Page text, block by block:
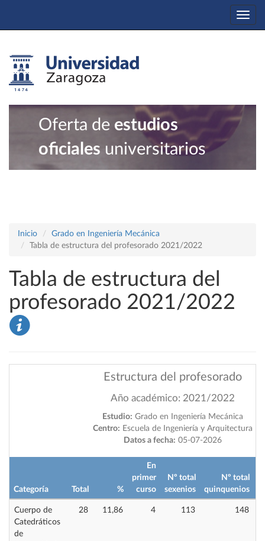
Oferta de estudios
oficiales universitarios
Inicio
Grado en Ingeniería Mecánica
Tabla de estructura del profesorado 2021/2022
Tabla de estructura del
profesorado 2021/2022
Estructura del profesorado
Año académico: 2021/2022
Estudio: Grado en Ingeniería Mecánica
Centro: Escuela de Ingeniería y Arquitectura
Datos a fecha: 05-07-2026
Categoría Total %
En
primer
curso
Nº total
sexenios
Nº total
quinquenios
Cuerpo de
Catedráticos
de
28 11,86 4 113 148